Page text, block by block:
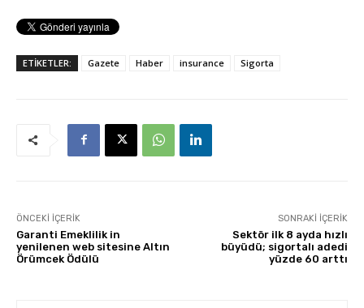
ETİKETLER: Gazete Haber insurance Sigorta
ÖNCEKI İÇERIK
Garanti Emeklilik in
yenilenen web sitesine Altın
Örümcek Ödülü
SONRAKI İÇERIK
Sektör ilk 8 ayda hızlı
büyüdü; sigortalı adedi
yüzde 60 arttı